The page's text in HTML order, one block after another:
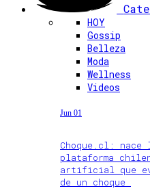
HOY
Gossip
Belleza
Moda
Wellness
Videos
Jun 01
Choque.cl: nace
plataforma
artificial que
de un choque